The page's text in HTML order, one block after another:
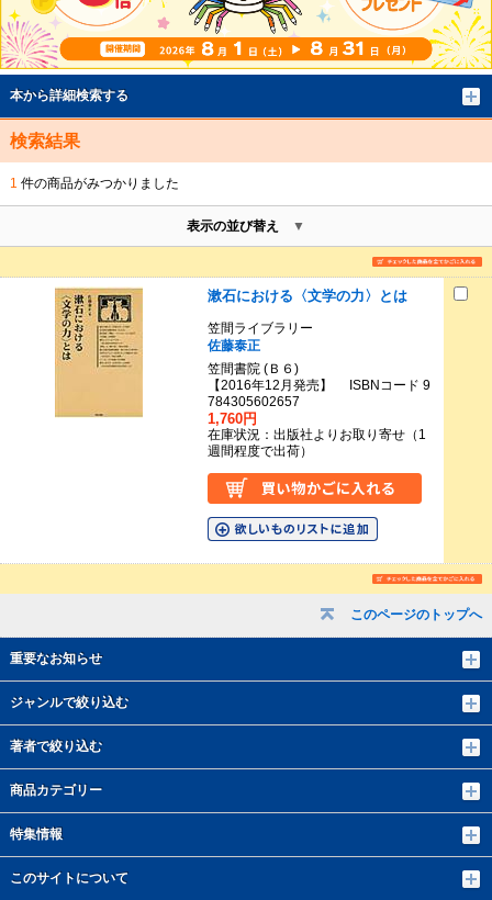
このページのトップへ
重要なお知らせ
ジャンルで絞り込む
著者で絞り込む
商品カテゴリー
特集情報
このサイトについて
本から詳細検索する
検索結果
1 件の商品がみつかりました
表示の並び替え
漱石における〈文学の力〉とは
笠間ライブラリー
佐藤泰正
笠間書院 (Ｂ６)
【2016年12月発売】 ISBNコード 9
784305602657
1,760円
在庫状況：出版社よりお取り寄せ（1
週間程度で出荷）